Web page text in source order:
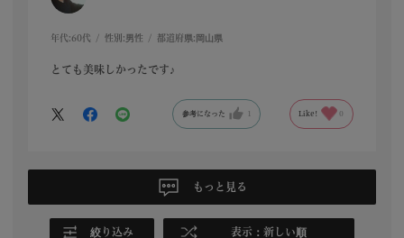
年代: 60代 性別: 男性 都道府県: 岡山県
とても美味しかったです♪
参考になった Like!
もっと見る
絞り込み 表示：新しい順